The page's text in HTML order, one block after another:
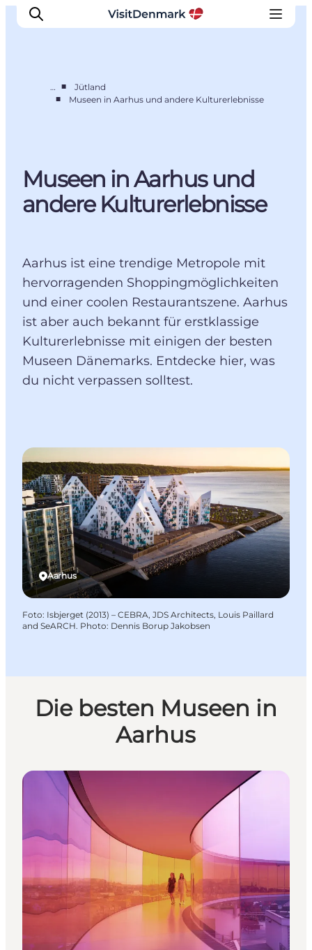
Unterkünfte
Reiseplanung
… ■
Jütland
■
Museen in Aarhus und andere Kulturerlebnisse
Museen in Aarhus und
andere Kulturerlebnisse
Aarhus ist eine trendige Metropole mit
hervorragenden Shoppingmöglichkeiten
und einer coolen Restaurantszene. Aarhus
ist aber auch bekannt für erstklassige
Kulturerlebnisse mit einigen der besten
Museen Dänemarks. Entdecke hier, was
du nicht verpassen solltest.
Aarhus
Foto: Isbjerget (2013) – CEBRA, JDS Architects, Louis Paillard
and SeARCH. Photo: Dennis Borup Jakobsen
Die besten Museen in
Aarhus